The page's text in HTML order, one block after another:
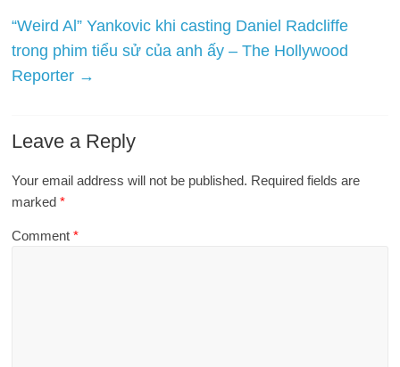
“Weird Al” Yankovic khi casting Daniel Radcliffe
trong phim tiểu sử của anh ấy – The Hollywood
Reporter →
Leave a Reply
Your email address will not be published. Required fields are
marked*
Comment*